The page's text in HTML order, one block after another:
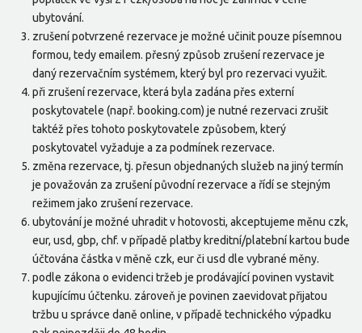
ubytování.
zrušení potvrzené rezervace je možné učinit pouze písemnou
formou, tedy emailem. přesný způsob zrušení rezervace je
daný rezervačním systémem, který byl pro rezervaci využit.
při zrušení rezervace, která byla zadána přes externí
poskytovatele (např. booking.com) je nutné rezervaci zrušit
taktéž přes tohoto poskytovatele způsobem, který
poskytovatel vyžaduje a za podmínek rezervace.
změna rezervace, tj. přesun objednaných služeb na jiný termín
je považován za zrušení původní rezervace a řídí se stejným
režimem jako zrušení rezervace.
ubytování je možné uhradit v hotovosti, akceptujeme měnu czk,
eur, usd, gbp, chf. v případě platby kreditní/platební kartou bude
účtována částka v měně czk, eur či usd dle vybrané měny.
podle zákona o evidenci tržeb je prodávající povinen vystavit
kupujícímu účtenku. zároveň je povinen zaevidovat přijatou
tržbu u správce daně online, v případě technického výpadku